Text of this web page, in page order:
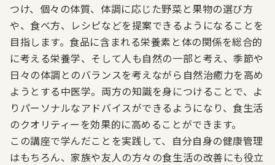
つけ、個々の体質、体調に応じた野菜と果物の選び方
や、食べ方、レシピなどを提案できるようになることを
目指します。食品に含まれる栄養素と体の関係を総合的
に考える栄養学、そして人も自然の一部と考え、季節や
日々の体調とのバランスを考えながら自然治癒力を高め
ようとする中医学。両方の知識を身につけることで、よ
りパーソナルなアドバイスができるようになり、食生活
のクオリティーを効果的に高めることができます。
この講座で学んだことを実践して、自分自身の健康管理
はもちろん、家族や友人の方々の食生活の改善にも役立